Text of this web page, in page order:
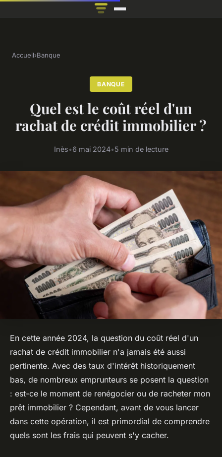
Accueil›Banque
BANQUE
Quel est le coût réel d'un
rachat de crédit immobilier ?
Inès•6 mai 2024•5 min de lecture
En cette année 2024, la question du coût réel d'un
rachat de crédit immobilier n'a jamais été aussi
pertinente. Avec des taux d'intérêt historiquement
bas, de nombreux emprunteurs se posent la question
: est-ce le moment de renégocier ou de racheter mon
prêt immobilier ? Cependant, avant de vous lancer
dans cette opération, il est primordial de comprendre
quels sont les frais qui peuvent s'y cacher.